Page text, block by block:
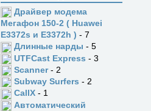
Драйвер модема
Мегафон 150-2 ( Huawei
E3372s и E3372h ) - 7
Длинные нарды - 5
UTFCast Express - 3
Scanner- 2
Subway Surfers - 2
CallX - 1
Автоматический